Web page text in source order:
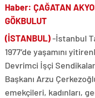
Haber: ÇAĞATAN
GÖKBULUT
(İSTANBUL)-İstanbul
1977’de yaşamını
Devrimci İşçi
Başkanı Arzu
emekçileri, kadınları,